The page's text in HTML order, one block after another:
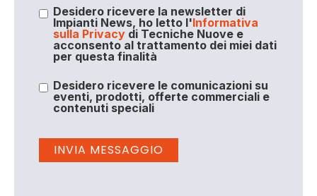
Desidero ricevere la newsletter di
Impianti News, ho letto l'Informativa
sulla Privacydi Tecniche Nuove e
acconsento al trattamento dei miei dati
per questa finalità
Desidero ricevere le comunicazioni su
eventi, prodotti, offerte commerciali e
contenuti speciali